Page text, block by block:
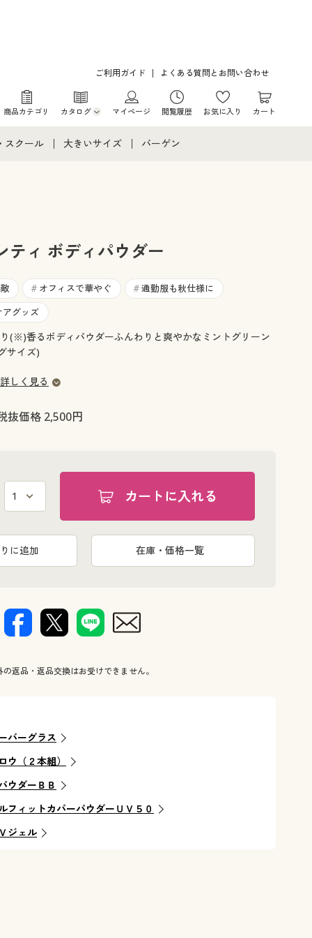
ご利用ガイド よくある質問とお問い合わせ
商品カテゴリ カタログ
カタログ・チラシからのご注文
マイページ 閲覧履歴 お気に入り カート
スクール
ア・ティーンズ下着
大きいサイズ
大きいサイズ レディース下着
大きいサイズ メンズ
バーゲン
ティ ボディパウダー
# オフィスで華やぐ # 通勤服も秋仕様に
アグッズ
(※)香るボディパウダーふんわりと爽やかなミントグリーン
サイズ)
しく見る
抜価格 2,500円
カートに入れる
に追加 在庫・価格一覧
返品・返品交換はお受けできません。
バーグラス
ウ（２本組）
ウダーＢＢ
ィットカバーパウダーＵＶ５０
ジェル